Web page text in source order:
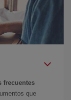
frecuentes
que